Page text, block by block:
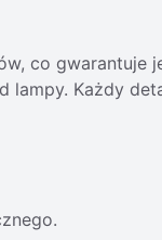
co
Każdy